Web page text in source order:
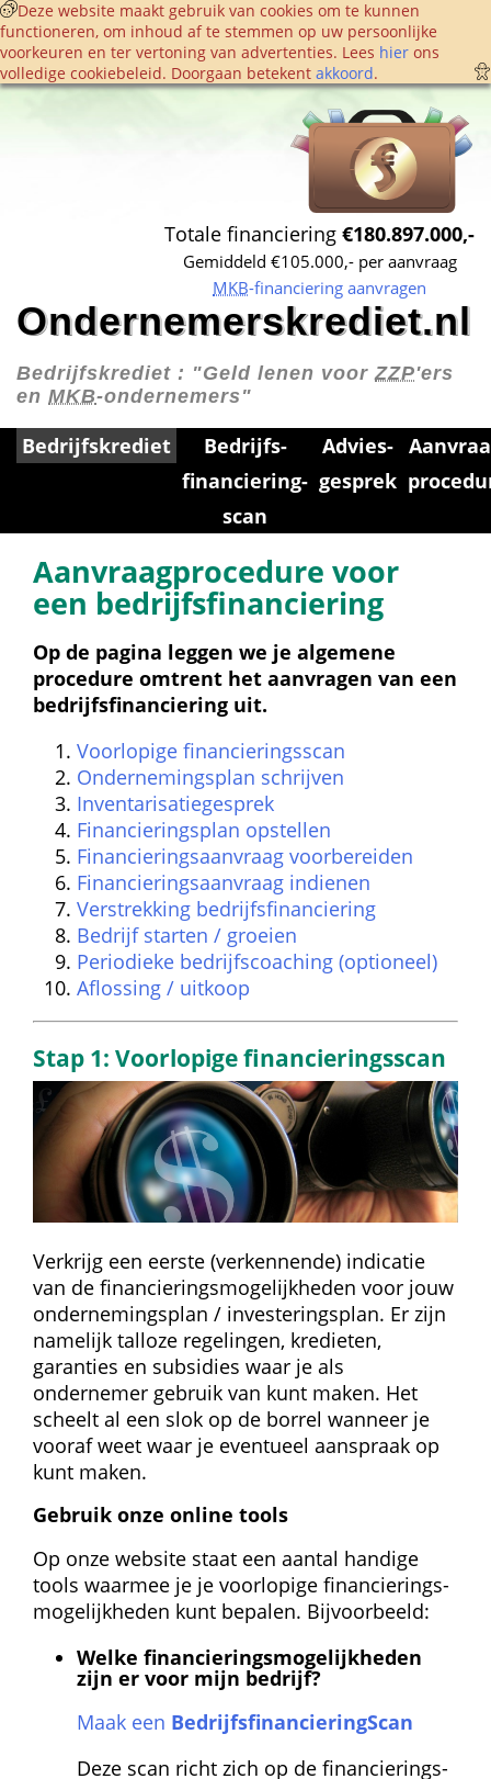
Deze website maakt gebruik van cookies om te kunnen
functioneren, om inhoud af te stemmen op uw persoonlijke
voorkeuren en ter vertoning van advertenties. Lees hier ons
volledige cookie­beleid. Doorgaan betekent akkoord.
Totale financiering €180.897.000,-
Gemiddeld €105.000,- per aanvraag
MKB-financiering aanvragen
Ondernemerskrediet.nl
Bedrijfskrediet : "Geld lenen voor ZZP'ers
en MKB-ondernemers"
Bedrijfskrediet
Bedrijfs­
financiering­
scan
Advies­
gesprek
Aanvraagprocedure voor
een bedrijfsfinanciering
Op de pagina leggen we je algemene
procedure omtrent het aanvragen van een
bedrijfsfinanciering uit.
Voorlopige financieringsscan
Ondernemingsplan schrijven
Inventarisatiegesprek
Financieringsplan opstellen
Financieringsaanvraag voorbereiden
Financieringsaanvraag indienen
Verstrekking bedrijfsfinanciering
Bedrijf starten / groeien
Periodieke bedrijfscoaching (optioneel)
Aflossing / uitkoop
Stap 1: Voorlopige financieringsscan
Verkrijg een eerste (verkennende) indicatie
van de financieringsmogelijkheden voor jouw
ondernemingsplan / investeringsplan. Er zijn
namelijk talloze regelingen, kredieten,
garanties en subsidies waar je als
ondernemer gebruik van kunt maken. Het
scheelt al een slok op de borrel wanneer je
vooraf weet waar je eventueel aanspraak op
kunt maken.
Gebruik onze online tools
Op onze website staat een aantal handige
tools waarmee je je voorlopige financierings­
mogelijkheden kunt bepalen. Bijvoorbeeld:
Welke financierings­mogelijkheden
zijn er voor mijn bedrijf?
Maak een Bedrijfs­financiering­Scan
Deze scan richt zich op de financierings­